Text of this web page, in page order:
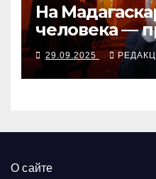
На
человека —
согласен
молодёжью
29.09.2025
О сайте